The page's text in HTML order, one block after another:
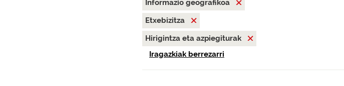
Informazio geografikoa
Etxebizitza
Hirigintza eta azpiegiturak
Iragazkiak berrezarri